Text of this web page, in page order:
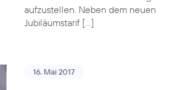
aufzustellen. Neben dem neuen
Jubiläumstarif […]
16. Mai 2017